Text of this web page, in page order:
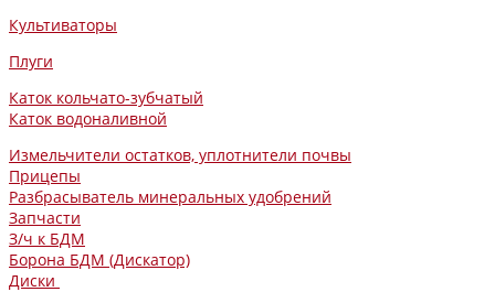
Культиваторы
Плуги
Каток кольчато-зубчатый
Каток водоналивной
Измельчители остатков, уплотнители почвы
Прицепы
Разбрасыватель минеральных удобрений
Запчасти
З/ч к БДМ
Борона БДМ (Дискатор)
Диски